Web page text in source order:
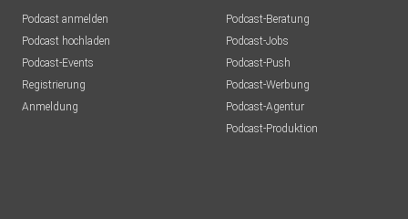
Podcast anmelden
Podcast hochladen
Podcast-Events
Registrierung
Anmeldung
Podcast-Beratung
Podcast-Jobs
Podcast-Push
Podcast-Werbung
Podcast-Agentur
Podcast-Produktion